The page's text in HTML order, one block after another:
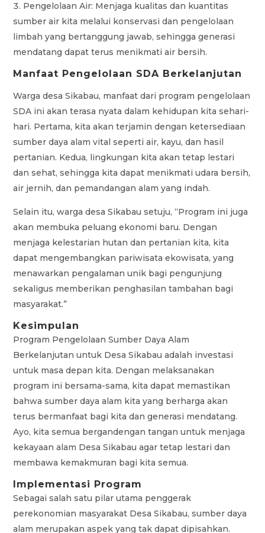
Pengelolaan Air: Menjaga kualitas dan kuantitas
sumber air kita melalui konservasi dan pengelolaan
limbah yang bertanggung jawab, sehingga generasi
mendatang dapat terus menikmati air bersih.
Manfaat Pengelolaan SDA Berkelanjutan
Warga desa Sikabau, manfaat dari program pengelolaan
SDA ini akan terasa nyata dalam kehidupan kita sehari-
hari. Pertama, kita akan terjamin dengan ketersediaan
sumber daya alam vital seperti air, kayu, dan hasil
pertanian. Kedua, lingkungan kita akan tetap lestari
dan sehat, sehingga kita dapat menikmati udara bersih,
air jernih, dan pemandangan alam yang indah.
Selain itu, warga desa Sikabau setuju, “Program ini juga
akan membuka peluang ekonomi baru. Dengan
menjaga kelestarian hutan dan pertanian kita, kita
dapat mengembangkan pariwisata ekowisata, yang
menawarkan pengalaman unik bagi pengunjung
sekaligus memberikan penghasilan tambahan bagi
masyarakat.”
Kesimpulan
Program Pengelolaan Sumber Daya Alam
Berkelanjutan untuk Desa Sikabau adalah investasi
untuk masa depan kita. Dengan melaksanakan
program ini bersama-sama, kita dapat memastikan
bahwa sumber daya alam kita yang berharga akan
terus bermanfaat bagi kita dan generasi mendatang.
Ayo, kita semua bergandengan tangan untuk menjaga
kekayaan alam Desa Sikabau agar tetap lestari dan
membawa kemakmuran bagi kita semua.
Implementasi Program
Sebagai salah satu pilar utama penggerak
perekonomian masyarakat Desa Sikabau, sumber daya
alam merupakan aspek yang tak dapat dipisahkan.